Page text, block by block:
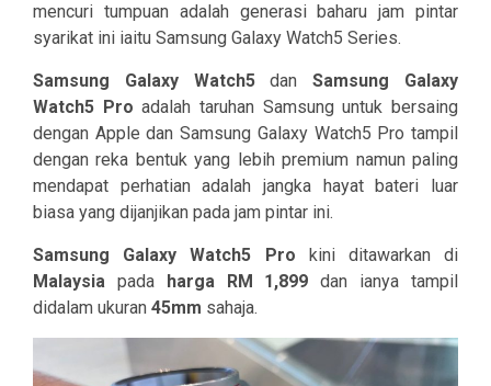
mencuri tumpuan adalah generasi baharu jam pintar
syarikat ini iaitu Samsung Galaxy Watch5 Series.
Samsung Galaxy Watch5danSamsung Galaxy
Watch5 Pro adalah taruhan Samsung untuk bersaing
dengan Apple dan Samsung Galaxy Watch5 Pro tampil
dengan reka bentuk yang lebih premium namun paling
mendapat perhatian adalah jangka hayat bateri luar
biasa yang dijanjikan pada jam pintar ini.
Samsung Galaxy Watch5 Pro kini ditawarkan di
Malaysia pada harga RM 1,899 dan ianya tampil
didalam ukuran 45mm sahaja.